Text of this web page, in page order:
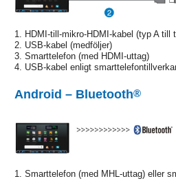
1. HDMI-till-mikro-HDMI-kabel (typ A till
2. USB-kabel (medföljer)
3. Smarttelefon (med HDMI-uttag)
4. USB-kabel enligt
Android – Bluetooth®
1. Smarttelefon (med MHL-uttag) eller